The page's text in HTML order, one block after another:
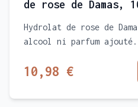
de rose de Damas,
Hydrolat de rose de
alcool ni parfum
spray.
10,98 €